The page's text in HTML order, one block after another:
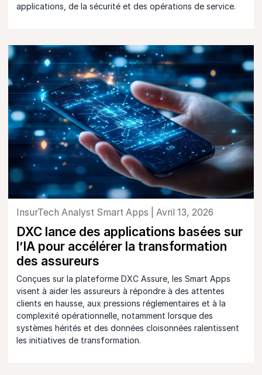
applications, de la sécurité et des opérations de service.
InsurTech Analyst Smart Apps | Avril 13, 2026
DXC lance des applications basées sur
l’IA pour accélérer la transformation
des assureurs
Conçues sur la plateforme DXC Assure, les Smart Apps
visent à aider les assureurs à répondre à des attentes
clients en hausse, aux pressions réglementaires et à la
complexité opérationnelle, notamment lorsque des
systèmes hérités et des données cloisonnées ralentissent
les initiatives de transformation.